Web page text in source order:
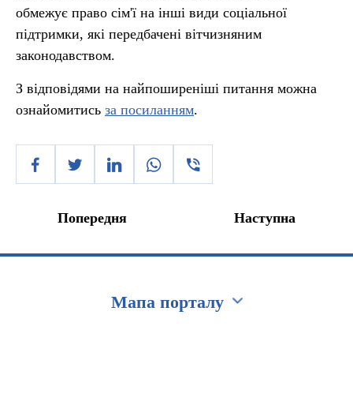
обмежує право сім'ї на інші види соціальної
підтримки, які передбачені вітчизняним
законодавством.
З відповідями на найпоширеніші питання можна
ознайомитись за посиланням.
Попередня Наступна
Мапа порталу